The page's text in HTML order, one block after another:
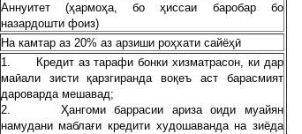
Аннуитет (ҳармоҳа, бо ҳиссаи баробар бо
назардошти фоиз)
На камтар аз 20% аз арзиши роҳхати сайёҳӣ
1. Кредит аз тарафи бонки хизматрасон, ки дар
маӣали зисти қарзгиранда воқеъ аст барасмият
дароварда мешавад;
2. Ҳангоми баррасии ариза оиди муайян
намудани маблағи кредити xудошаванда на зиёда